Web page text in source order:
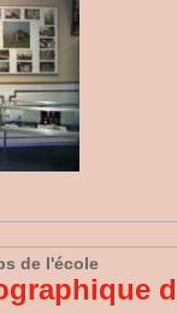
de l'école